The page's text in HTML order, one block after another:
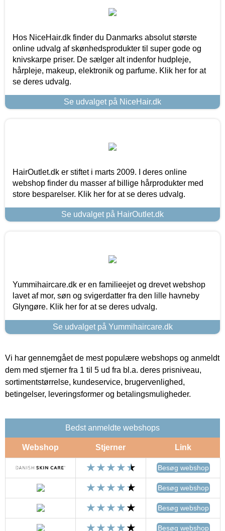
Hos NiceHair.dk finder du Danmarks absolut største
online udvalg af skønhedsprodukter til super gode og
knivskarpe priser. De sælger alt indenfor hudpleje,
hårpleje, makeup, elektronik og parfume. Klik her for at
se deres udvalg.
Se udvalget på NiceHair.dk
HairOutlet.dk er stiftet i marts 2009. I deres online
webshop finder du masser af billige hårprodukter med
store besparelser. Klik her for at se deres udvalg.
Se udvalget på HairOutlet.dk
Yummihaircare.dk er en familieejet og drevet webshop
lavet af mor, søn og svigerdatter fra den lille havneby
Glyngøre. Klik her for at se deres udvalg.
Se udvalget på Yummihaircare.dk
Vi har gennemgået de mest populære webshops og anmeldt
dem med stjerner fra 1 til 5 ud fra bl.a. deres prisniveau,
sortimentstørrelse, kundeservice, brugervenlighed,
betingelser, leveringsformer og betalingsmuligheder.
Bedst anmeldte webshops
Webshop Stjerner Link
Besøg webshop
Besøg webshop
Besøg webshop
Besøg webshop